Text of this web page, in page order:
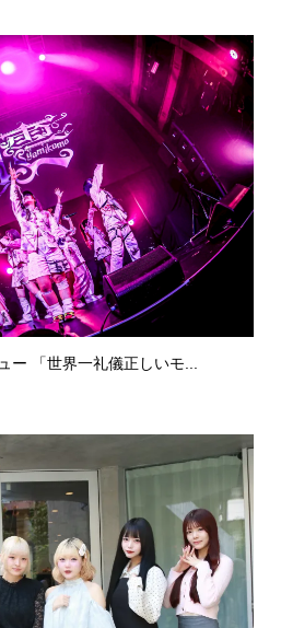
ー 「世界一礼儀正しいモ...